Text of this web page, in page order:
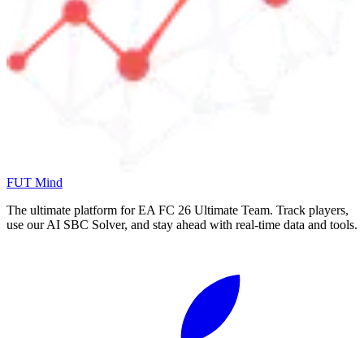
FUT Mind
The ultimate platform for EA FC 26 Ultimate Team. Track players,
use our AI SBC Solver, and stay ahead with real-time data and tools.